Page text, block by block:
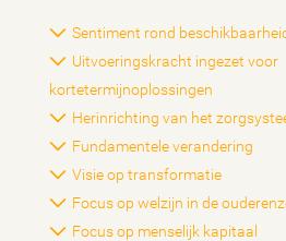
Sentiment rond
Uitvoeringskracht ingezet voor
kortetermijnoplossingen
Herinrichting van het
Fundamentele verandering
Visie op transformatie
Focus op welzijn in de
Focus op menselijk kapitaal